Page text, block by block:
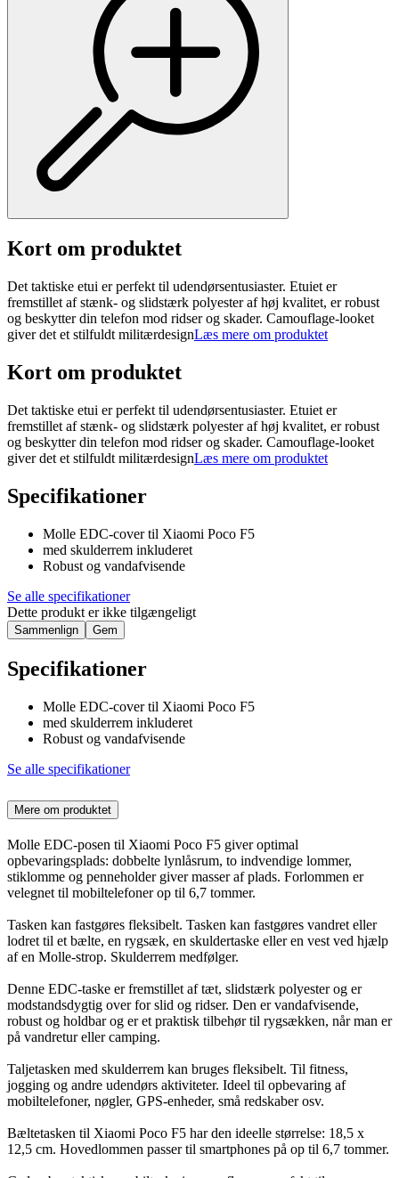
Kort om produktet
Det taktiske etui er perfekt til udendørsentusiaster. Etuiet er
fremstillet af stænk- og slidstærk polyester af høj kvalitet, er robust
og beskytter din telefon mod ridser og skader. Camouflage-looket
giver det et stilfuldt militærdesignLæs mere om produktet
Kort om produktet
Det taktiske etui er perfekt til udendørsentusiaster. Etuiet er
fremstillet af stænk- og slidstærk polyester af høj kvalitet, er robust
og beskytter din telefon mod ridser og skader. Camouflage-looket
giver det et stilfuldt militærdesignLæs mere om produktet
Specifikationer
Molle EDC-cover til Xiaomi Poco F5
med skulderrem inkluderet
Robust og vandafvisende
Se alle specifikationer
Dette produkt er ikke tilgængeligt
Sammenlign Gem
Specifikationer
Molle EDC-cover til Xiaomi Poco F5
med skulderrem inkluderet
Robust og vandafvisende
Se alle specifikationer
Mere om produktet
Molle EDC-posen til Xiaomi Poco F5 giver optimal
opbevaringsplads: dobbelte lynlåsrum, to indvendige lommer,
stiklomme og penneholder giver masser af plads. Forlommen er
velegnet til mobiltelefoner op til 6,7 tommer.
Tasken kan fastgøres fleksibelt. Tasken kan fastgøres vandret eller
lodret til et bælte, en rygsæk, en skuldertaske eller en vest ved hjælp
af en Molle-strop. Skulderrem medfølger.
Denne EDC-taske er fremstillet af tæt, slidstærk polyester og er
modstandsdygtig over for slid og ridser. Den er vandafvisende,
robust og holdbar og er et praktisk tilbehør til rygsækken, når man er
på vandretur eller camping.
Taljetasken med skulderrem kan bruges fleksibelt. Til fitness,
jogging og andre udendørs aktiviteter. Ideel til opbevaring af
mobiltelefoner, nøgler, GPS-enheder, små redskaber osv.
Bæltetasken til Xiaomi Poco F5 har den ideelle størrelse: 18,5 x
12,5 cm. Hovedlommen passer til smartphones på op til 6,7 tommer.